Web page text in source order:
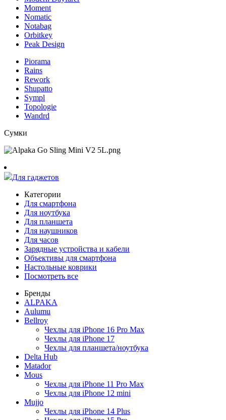
Moment
Nomatic
Notabag
Orbitkey
Peak Design
Piorama
Rains
Rework
Shupatto
Sympl
Topologie
Wandrd
Сумки
Для гаджетов
Категории
Для смартфона
Для ноутбука
Для планшета
Для наушников
Для часов
Зарядные устройства и кабели
Объективы для смартфона
Настольные коврики
Посмотреть все
Бренды
ALPAKA
Aulumu
Bellroy
Чехлы для iPhone 16 Pro Max
Чехлы для iPhone 17
Чехлы для планшета/ноутбука
Delta Hub
Matador
Mous
Чехлы для iPhone 11 Pro Max
Чехлы для iPhone 12 mini
Mujjo
Чехлы для iPhone 14 Plus